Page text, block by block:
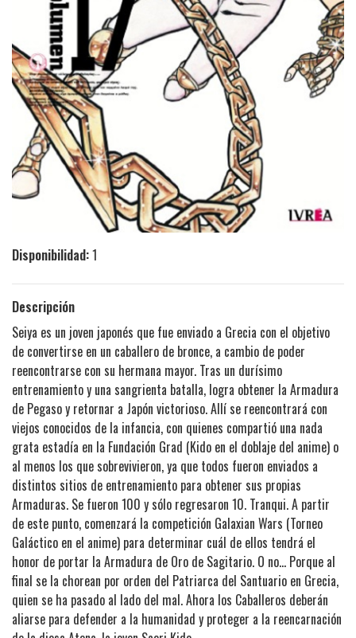
Disponibilidad:1
Descripción
Seiya es un joven japonés que fue enviado a Grecia con el objetivo
de convertirse en un caballero de bronce, a cambio de poder
reencontrarse con su hermana mayor. Tras un durísimo
entrenamiento y una sangrienta batalla, logra obtener la Armadura
de Pegaso y retornar a Japón victorioso. Allí se reencontrará con
viejos conocidos de la infancia, con quienes compartió una nada
grata estadía en la Fundación Grad (Kido en el doblaje del anime) o
al menos los que sobrevivieron, ya que todos fueron enviados a
distintos sitios de entrenamiento para obtener sus propias
Armaduras. Se fueron 100 y sólo regresaron 10. Tranqui. A partir
de este punto, comenzará la competición Galaxian Wars (Torneo
Galáctico en el anime) para determinar cuál de ellos tendrá el
honor de portar la Armadura de Oro de Sagitario. O no… Porque al
final se la chorean por orden del Patriarca del Santuario en Grecia,
quien se ha pasado al lado del mal. Ahora los Caballeros deberán
aliarse para defender a la humanidad y proteger a la reencarnación